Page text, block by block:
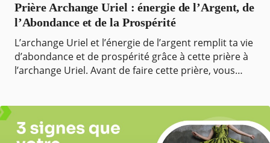
Prière Archange Uriel : énergie de l’Argent, de
l’Abondance et de la Prospérité
L’archange Uriel et l’énergie de l’argent remplit ta vie
d’abondance et de prospérité grâce à cette prière à
l’archange Uriel. Avant de faire cette prière, vous